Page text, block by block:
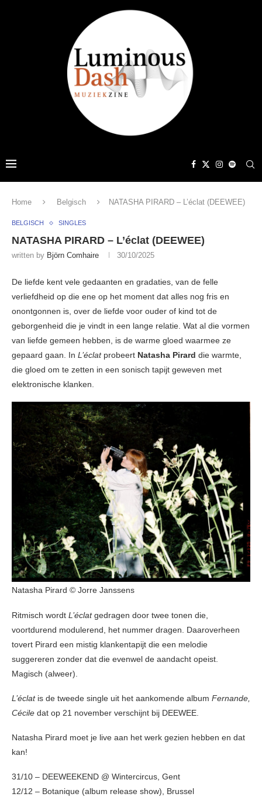
Home Belgisch NATASHA PIRARD – L’éclat (DEEWEE)
BELGISCH SINGLES
NATASHA PIRARD – L’éclat (DEEWEE)
written by Björn Comhaire 30/10/2025
De liefde kent vele gedaanten en gradaties, van de felle
verliefdheid op die ene op het moment dat alles nog fris en
onontgonnen is, over de liefde voor ouder of kind tot de
geborgenheid die je vindt in een lange relatie. Wat al die vormen
van liefde gemeen hebben, is de warme gloed waarmee ze
gepaard gaan. In L’éclatprobeert Natasha Pirard die warmte,
die gloed om te zetten in een sonisch tapijt geweven met
elektronische klanken.
Natasha Pirard © Jorre Janssens
Ritmisch wordt L’éclatgedragen door twee tonen die,
voortdurend modulerend, het nummer dragen. Daaroverheen
tovert Pirard een mistig klankentapijt die een melodie
suggereren zonder dat die evenwel de aandacht opeist.
Magisch (alweer).
L’éclatis de tweede single uit het aankomende album Fernande,
Cécile dat op 21 november verschijnt bij DEEWEE.
Natasha Pirard moet je live aan het werk gezien hebben en dat
kan!
31/10 – DEEWEEKEND @ Wintercircus, Gent
12/12 – Botanique (album release show), Brussel